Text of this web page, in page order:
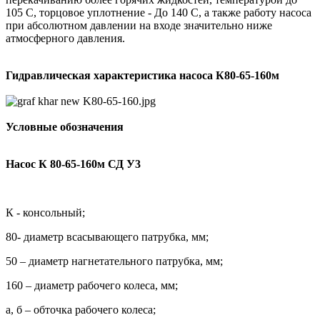
105 С, торцовое уплотнение - До 140 С, а также работу насоса
при абсолютном давлении на входе значительно ниже
атмосферного давления.
Гидравлическая характеристика насоса К80-65-160м
Условные обозначения
Насос К 80-65-160м СД У3
К - консольный;
80- диаметр всасывающего патрубка, мм;
50 – диаметр нагнетательного патрубка, мм;
160 – диаметр рабочего колеса, мм;
а, б – обточка рабочего колеса;